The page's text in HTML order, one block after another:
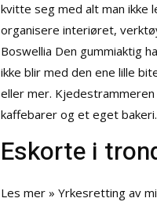
kvitte seg med alt man ikke
organisere interiøret,
Boswellia Den gummiaktig
ikke blir med den ene lille
eller mer.
kaffebarer og et eget
Eskorte i
Les mer » Yrkesretting av